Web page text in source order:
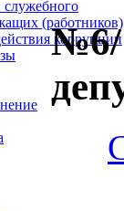
служебного
(работников)
коррупции
№6/